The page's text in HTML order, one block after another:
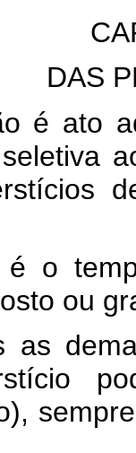
DAS
é ato
o
ou